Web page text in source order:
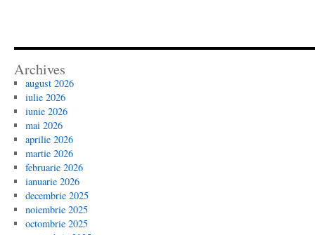
Archives
august 2026
iulie 2026
iunie 2026
mai 2026
aprilie 2026
martie 2026
februarie 2026
ianuarie 2026
decembrie 2025
noiembrie 2025
octombrie 2025